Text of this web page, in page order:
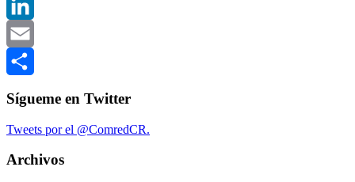
Twitter
LinkedIn
Email
Sígueme en Twitter
Tweets por el @ComredCR.
Archivos